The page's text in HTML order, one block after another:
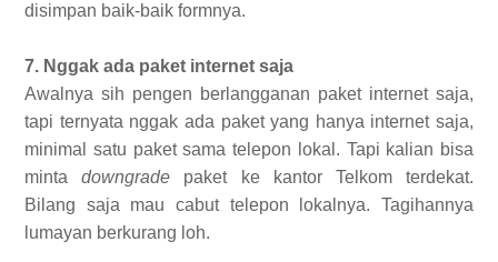
disimpan baik-baik formnya.
7. Nggak ada paket internet saja
Awalnya sih pengen berlangganan paket internet saja,
tapi ternyata nggak ada paket yang hanya internet saja,
minimal satu paket sama telepon lokal. Tapi kalian bisa
mintadowngrade paket ke kantor Telkom terdekat.
Bilang saja mau cabut telepon lokalnya. Tagihannya
lumayan berkurang loh.